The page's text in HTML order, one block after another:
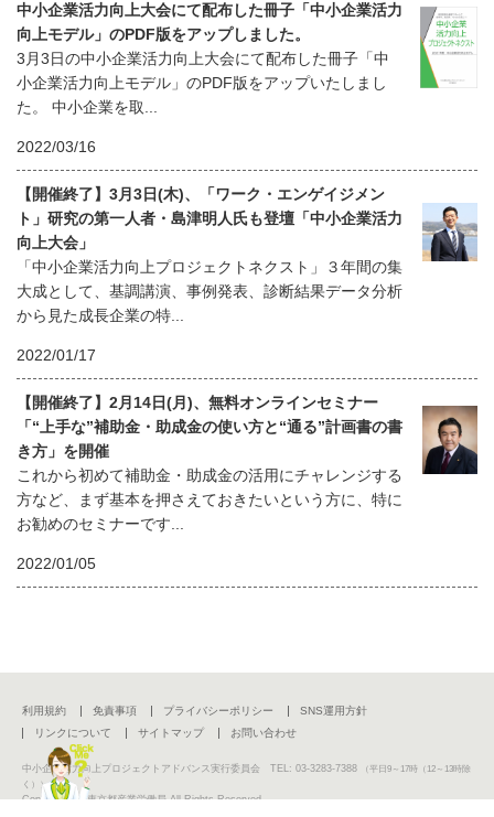
中小企業活力向上大会にて配布した冊子「中小企業活力
向上モデル」のPDF版をアップしました。
3月3日の中小企業活力向上大会にて配布した冊子「中
小企業活力向上モデル」のPDF版をアップいたしまし
た。 中小企業を取...
2022/03/16
【開催終了】3月3日(木)、「ワーク・エンゲイジメン
ト」研究の第一人者・島津明人氏も登壇「中小企業活力
向上大会」
「中小企業活力向上プロジェクトネクスト」３年間の集
大成として、基調講演、事例発表、診断結果データ分析
から見た成長企業の特...
2022/01/17
【開催終了】2月14日(月)、無料オンラインセミナー
「“上手な”補助金・助成金の使い方と“通る”計画書の書
き方」を開催
これから初めて補助金・助成金の活用にチャレンジする
方など、まず基本を押さえておきたいという方に、特に
お勧めのセミナーです...
2022/01/05
利用規約 免責事項 プライバシーポリシー
SNS運用方針
リンクについて
サイトマップ お問い合わせ
中小企業活力向上プロジェクトアドバンス実行委員会 TEL: 03-3283-7388
（平日9～17時（12～13時除
く））
Copyright (C) 東京都産業労働局 All Rights Reserved.